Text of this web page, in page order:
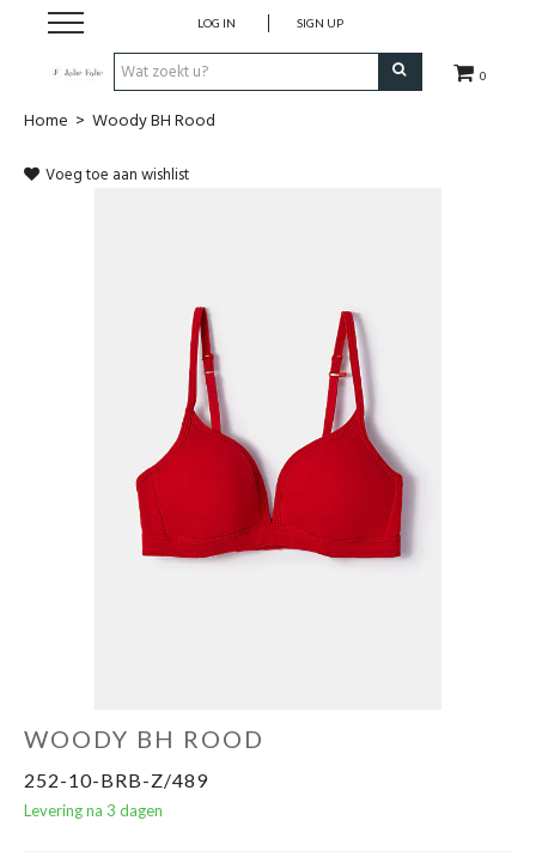
0
LOG IN SIGN UP
Home
Cadeaubon
Home > Woody BH Rood
Voeg toe aan wishlist
WOODY BH ROOD
252-10-BRB-Z/489
Levering na 3 dagen